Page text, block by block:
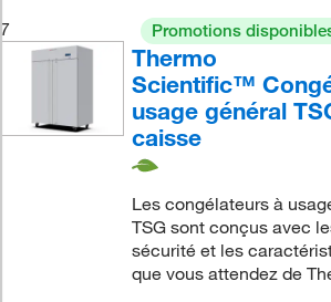
7
Promotions
Thermo
Scientific™
usage général
caisse
Les congélateurs à
TSG sont conçus avec
sécurité et les
que vous attendez de